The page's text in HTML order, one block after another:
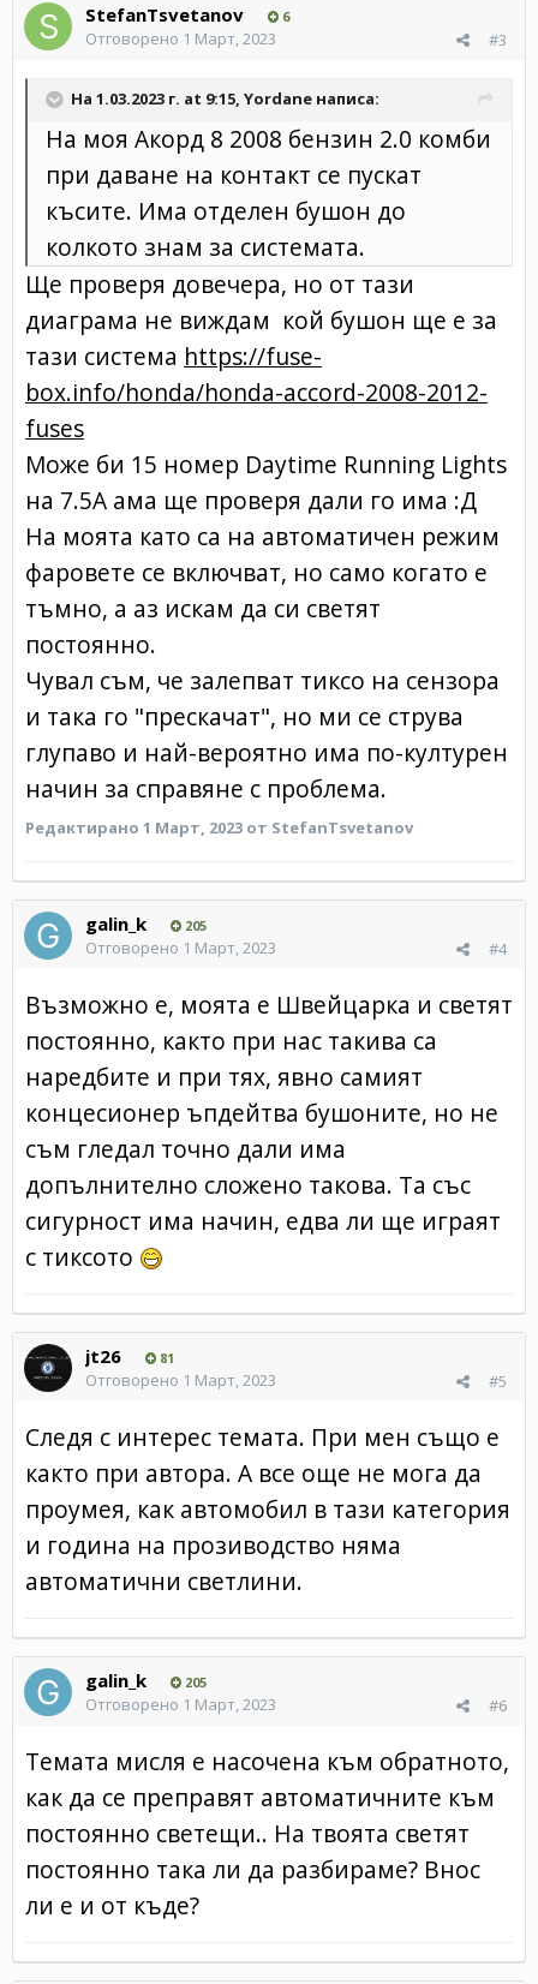
StefanTsvetanov 6
#3
Отговорено 1 Март, 2023
На 1.03.2023 г. at 9:15, Yordane написа:
На моя Акорд 8 2008 бензин 2.0 комби
при даване на контакт се пускат
късите. Има отделен бушон до
колкото знам за системата.
Ще проверя довечера, но от тази
диаграма не виждам кой бушон ще е за
тази система https://fuse-
box.info/honda/honda-accord-2008-2012-
fuses
Може би 15 номер Daytime Running Lights
на 7.5А ама ще проверя дали го има :Д
На моята като са на автоматичен режим
фаровете се включват, но само когато е
тъмно, а аз искам да си светят
постоянно.
Чувал съм, че залепват тиксо на сензора
и така го "прескачат", но ми се струва
глупаво и най-вероятно има по-културен
начин за справяне с проблема.
Редактирано 1 Март, 2023 от StefanTsvetanov
galin_k 205
#4
Отговорено 1 Март, 2023
Възможно е, моята е Швейцарка и светят
постоянно, както при нас такива са
наредбите и при тях, явно самият
концесионер ъпдейтва бушоните, но не
съм гледал точно дали има
допълнително сложено такова. Та със
сигурност има начин, едва ли ще играят
с тиксото
jt26 81
#5
Отговорено 1 Март, 2023
Следя с интерес темата. При мен също е
както при автора. А все още не мога да
проумея, как автомобил в тази категория
и година на прозиводство няма
автоматични светлини.
galin_k 205
#6
Отговорено 1 Март, 2023
Темата мисля е насочена към обратното,
как да се преправят автоматичните към
постоянно светещи.. На твоята светят
постоянно така ли да разбираме? Внос
ли е и от къде?